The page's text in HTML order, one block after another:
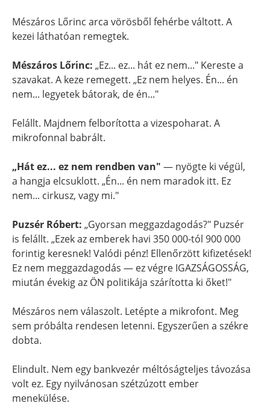
Mészáros Lőrinc arca vörösből fehérbe váltott. A
kezei láthatóan remegtek.
Mészáros Lőrinc: „Ez... ez... hát ez nem..." Kereste a
szavakat. A keze remegett. „Ez nem helyes. Én... én
nem... legyetek bátorak, de én..."
Felállt. Majdnem felborította a vizespoharat. A
mikrofonnal babrált.
„Hát ez... ez nem rendben van" — nyögte ki végül,
a hangja elcsuklott. „Én... én nem maradok itt. Ez
nem... cirkusz, vagy mi."
Puzsér Róbert: „Gyorsan meggazdagodás?" Puzsér
is felállt. „Ezek az emberek havi 350 000-tól 900 000
forintig keresnek! Valódi pénz! Ellenőrzött kifizetések!
Ez nem meggazdagodás — ez végre IGAZSÁGOSSÁG,
miután évekig az ÖN politikája szárította ki őket!"
Mészáros nem válaszolt. Letépte a mikrofont. Meg
sem próbálta rendesen letenni. Egyszerűen a székre
dobta.
Elindult. Nem egy bankvezér méltóságteljes távozása
volt ez. Egy nyilvánosan szétzúzott ember
menekülése.